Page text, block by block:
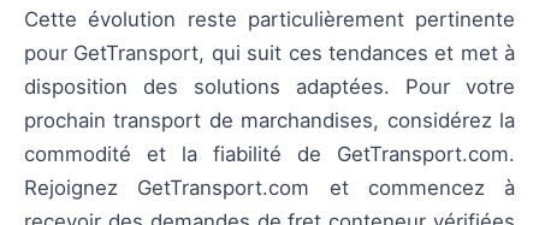
Cette évolution reste particulièrement pertinente
pour GetTransport, qui suit ces tendances et met à
disposition des solutions adaptées. Pour votre
prochain transport de marchandises, considérez la
commodité et la fiabilité de GetTransport.com.
Rejoignez GetTransport.com et commencez à